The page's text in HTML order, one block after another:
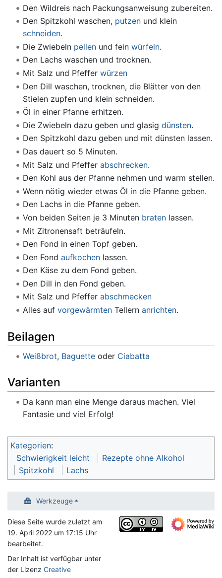
Den Wildreis nach Packungsanweisung zubereiten.
Den Spitzkohl waschen, putzenund klein
schneiden.
Die Zwiebeln pellenund fein würfeln.
Den Lachs waschen und trocknen.
Mit Salz und Pfeffer würzen
Den Dill waschen, trocknen, die Blätter von den
Stielen zupfen und klein schneiden.
Öl in einer Pfanne erhitzen.
Die Zwiebeln dazu geben und glasig dünsten.
Den Spitzkohl dazu geben und mit dünsten lassen.
Das dauert so 5 Minuten.
Mit Salz und Pfeffer abschrecken.
Den Kohl aus der Pfanne nehmen und warm stellen.
Wenn nötig wieder etwas Öl in die Pfanne geben.
Den Lachs in die Pfanne geben.
Von beiden Seiten je 3 Minuten bratenlassen.
Mit Zitronensaft beträufeln.
Den Fond in einen Topf geben.
Den Fond aufkochenlassen.
Den Käse zu dem Fond geben.
Den Dill in den Fond geben.
Mit Salz und Pfeffer abschmecken
Alles auf vorgewärmtenTellern anrichten.
Beilagen
Weißbrot, Baguetteoder Ciabatta
Varianten
Da kann man eine Menge daraus machen. Viel
Fantasie und viel Erfolg!
Kategorien:
Schwierigkeit leicht
Rezepte ohne Alkohol
Spitzkohl
Lachs
Werkzeuge
Diese Seite wurde zuletzt am
19. April 2022 um 17:15 Uhr
bearbeitet.
Der Inhalt ist verfügbar unter
der Lizenz Creative